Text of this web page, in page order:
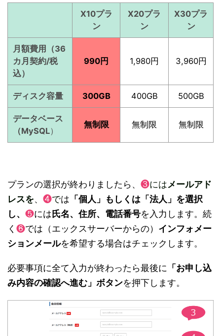
X10プラ
ン
X20プラ
ン
X30プラ
ン
月額費用（36
カ月契約/税
込）
990円 1,980円 3,960円
ディスク容量 300GB 400GB 500GB
データベース
（MySQL）
無制限 無制限 無制限
プランの選択が終わりましたら、 ❸にはメールアド
レスを、 ❹では 「個人」もしくは「法人」を選択
し、 ❺には氏名、住所、電話番号を入力します。続
く ❻では（エックスサーバーからの） インフォメー
ションメールを希望する場合はチェックします。
必要事項に全て入力が終わったら最後に 「お申し込
み内容の確認へ進む」ボタンを押下します。